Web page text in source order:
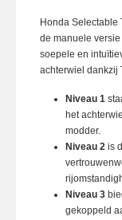
Honda Selectable
de manuele
soepele en
achterwiel dankzij
Niveau 1
het
modder.
Niveau 2 is
Niveau 3
gekoppeld